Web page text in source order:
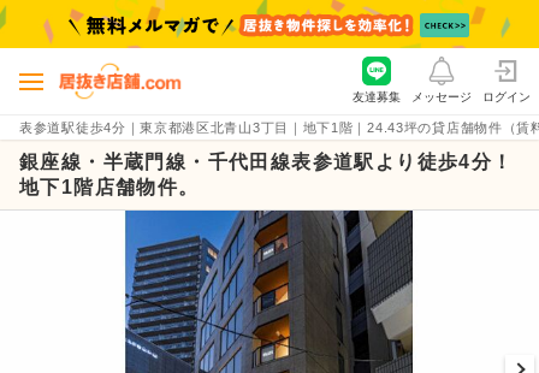
表参道駅徒歩4分｜東京都港区北青山3丁目｜地下1階｜24.43坪の貸店舗物件（
友達募集 メッセージ ログイン
銀座線・半蔵門線・千代田線表参道駅より徒歩4分！
地下1階店舗物件。